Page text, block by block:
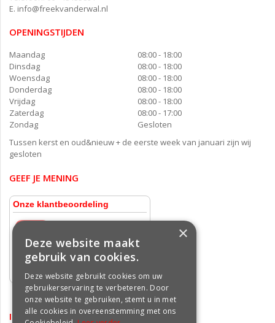
E. info@freekvanderwal.nl
OPENINGSTIJDEN
Maandag
08:00 - 18:00
Dinsdag
08:00 - 18:00
Woensdag
08:00 - 18:00
Donderdag
08:00 - 18:00
Vrijdag
08:00 - 18:00
Zaterdag
08:00 - 17:00
Zondag
Gesloten
Tussen kerst en oud&nieuw + de eerste week van januari zijn wij
gesloten
GEEF JE MENING
INFORMATIE
×
Deze website maakt
gebruik van cookies.
Deze website gebruikt cookies om uw
gebruikerservaring te verbeteren. Door
onze website te gebruiken, stemt u in met
alle cookies in overeenstemming met ons